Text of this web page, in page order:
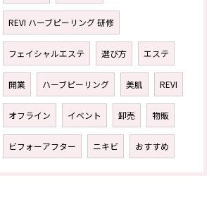
REVI ハーブピーリング 研修
フェイシャルエステ 選び方 エステ
開業 ハーブピーリング 美肌 REVI
オフライン イベント 卸売 物販
ビフォーアフター ニキビ おすすめ